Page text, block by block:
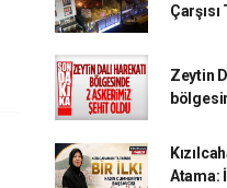
Zeytin
Atama: